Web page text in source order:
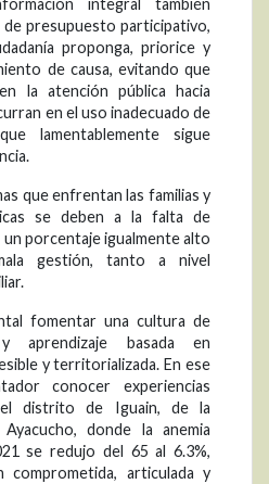
integral también
presupuesto participativo,
proponga, priorice y
de causa, evitando que
la atención pública hacia
en el uso inadecuado de
lamentablemente sigue
que enfrentan las familias y
se deben a la falta de
porcentaje igualmente alto
gestión, tanto a nivel
fomentar una cultura de
aprendizaje basada en
y territorializada. En ese
conocer experiencias
distrito de Iguain, de la
donde la anemia
se redujo del 65 al 6.3%,
comprometida, articulada y